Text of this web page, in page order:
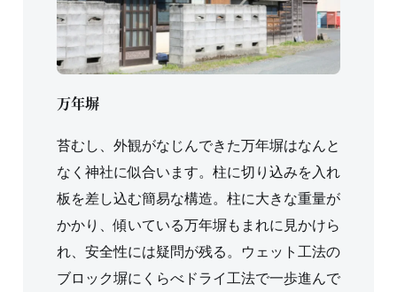
万年塀
苔むし、外観がなじんできた万年塀はなんと
なく神社に似合います。柱に切り込みを入れ
板を差し込む簡易な構造。柱に大きな重量が
かかり、傾いている万年塀もまれに見かけら
れ、安全性には疑問が残る。ウェット工法の
ブロック塀にくらべドライ工法で一歩進んで